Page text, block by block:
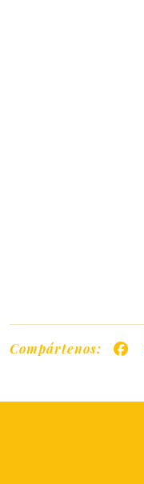
Compártenos: